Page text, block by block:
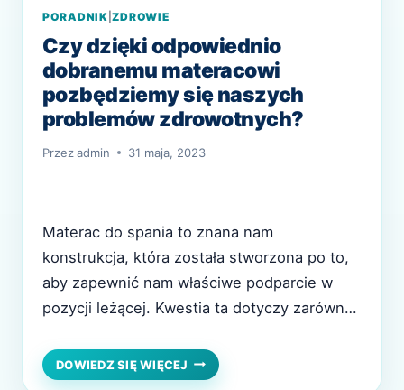
PORADNIK |ZDROWIE
Czy dzięki odpowiednio
dobranemu materacowi
pozbędziemy się naszych
problemów zdrowotnych?
Przezadmin 31 maja, 2023
Materac do spania to znana nam
konstrukcja, która została stworzona po to,
aby zapewnić nam właściwe podparcie w
pozycji leżącej. Kwestia ta dotyczy zarówno
Na współczesnym rynku znajdziemy wiele
różnych modeli, w tym materace SleepMed,
DOWIEDZ SIĘ WIĘCEJ CZY
DZIĘKI